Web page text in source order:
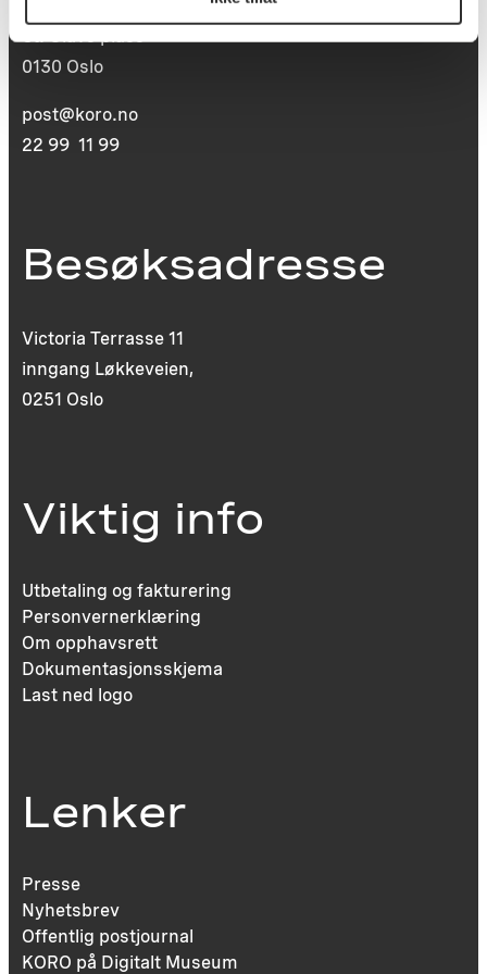
0130 Oslo
post@koro.no
22 99 11 99
Besøksadresse
Victoria Terrasse 11
inngang Løkkeveien,
0251 Oslo
Viktig info
Utbetaling og fakturering
Personvernerklæring
Om opphavsrett
Dokumentasjonsskjema
Last ned logo
Lenker
Presse
Nyhetsbrev
Offentlig postjournal
KORO på Digitalt Museum